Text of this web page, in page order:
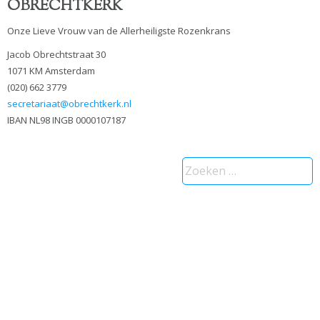
OBRECHTKERK
Onze Lieve Vrouw van de Allerheiligste Rozenkrans
Jacob Obrechtstraat 30
1071 KM Amsterdam
(020) 662 3779
secretariaat@obrechtkerk.nl
IBAN NL98 INGB 0000107187
Zoeken
naar: